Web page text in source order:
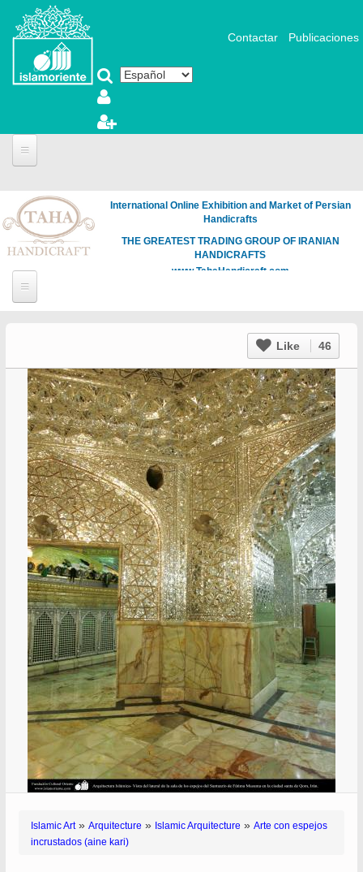
Pasar al contenido principal
Contactar Publicaciones
International Online Exhibition and Market of Persian
Handicrafts
THE GREATEST TRADING GROUP OF IRANIAN
HANDICRAFTS
www.TahaHandicraft.com
Like 46
Islamic Art» Arquitecture » Islamic Arquitecture » Arte con espejos
incrustados (aine kari)